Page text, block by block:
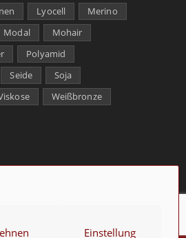
Einstellung
Lyocell
Merino
Modal
Mohair
Polyamid
Seide
Soja
Weißbronze
Impressum Cookie-Richtlinie (EU)